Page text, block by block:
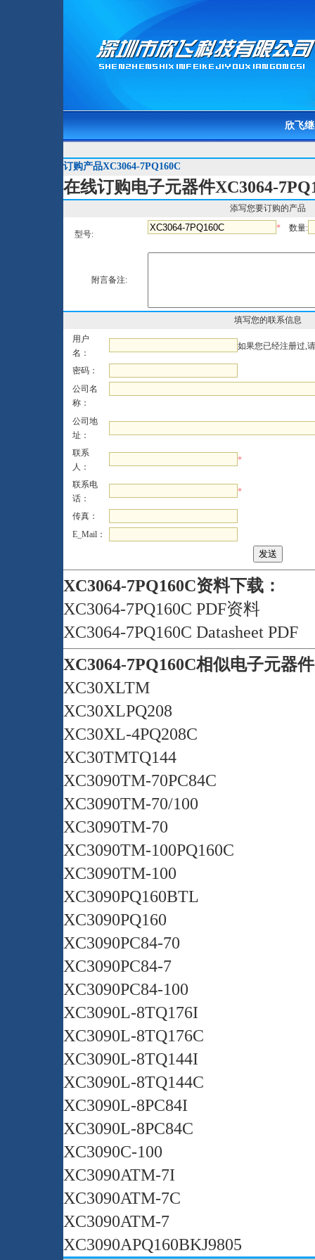
欣飞
订购产品XC3064-7PQ160C
在线订购电子元器件XC3064-
添写您要订购的产品
型号:
* 数量:
附言备注:
填写您的联系信息
用户
名：
如果您已经注册过,
密码：
公司名
称：
公司地
址：
联系
人：
*
联系电
话：
*
传真：
E_Mail：
XC3064-7PQ160C资料下载：
XC3064-7PQ160C PDF资料
XC3064-7PQ160C Datasheet PDF
XC3064-7PQ160C相似电子元器
XC30XLTM
XC30XLPQ208
XC30XL-4PQ208C
XC30TMTQ144
XC3090TM-70PC84C
XC3090TM-70/100
XC3090TM-70
XC3090TM-100PQ160C
XC3090TM-100
XC3090PQ160BTL
XC3090PQ160
XC3090PC84-70
XC3090PC84-7
XC3090PC84-100
XC3090L-8TQ176I
XC3090L-8TQ176C
XC3090L-8TQ144I
XC3090L-8TQ144C
XC3090L-8PC84I
XC3090L-8PC84C
XC3090C-100
XC3090ATM-7I
XC3090ATM-7C
XC3090ATM-7
XC3090APQ160BKJ9805